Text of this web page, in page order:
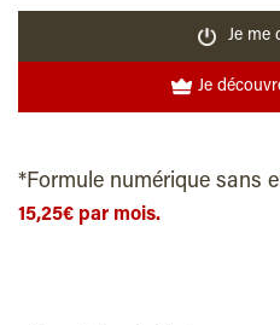
Je me
*Formule numérique sans
15,25€ par mois.